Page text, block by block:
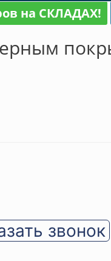
на СКЛАДАХ!
звонок